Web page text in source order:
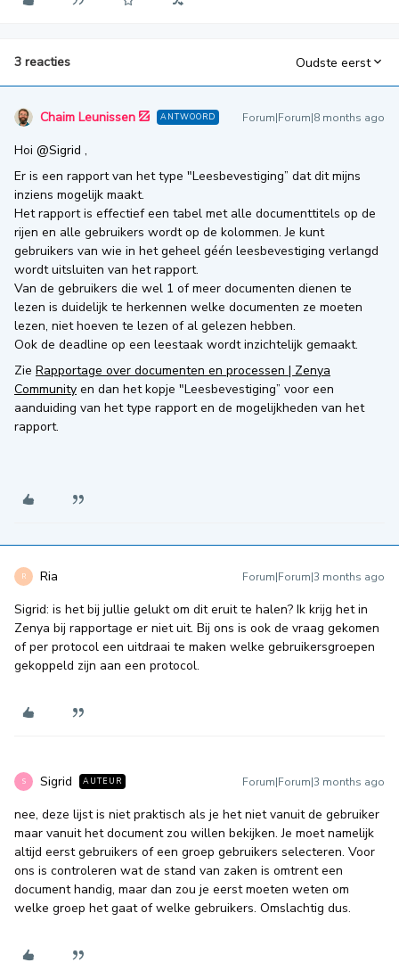
3 reacties Oudste eerst
Chaim Leunissen ANTWOORD Forum|Forum|8 months ago
Hoi ​ @Sigrid ,
Er is een rapport van het type "Leesbevestiging” dat dit mijns
inziens mogelijk maakt.
Het rapport is effectief een tabel met alle documenttitels op de
rijen en alle gebruikers wordt op de kolommen. Je kunt
gebruikers van wie in het geheel géén leesbevestiging verlangd
wordt uitsluiten van het rapport.
Van de gebruikers die wel 1 of meer documenten dienen te
lezen is duidelijk te herkennen welke documenten ze moeten
lezen, niet hoeven te lezen of al gelezen hebben.
Ook de deadline op een leestaak wordt inzichtelijk gemaakt.
Zie Rapportage over documenten en processen | Zenya
Community en dan het kopje "Leesbevestiging” voor een
aanduiding van het type rapport en de mogelijkheden van het
rapport.
R Ria Forum|Forum|3 months ago
Sigrid: is het bij jullie gelukt om dit eruit te halen? Ik krijg het in
Zenya bij rapportage er niet uit. Bij ons is ook de vraag gekomen
of per protocol een uitdraai te maken welke gebruikersgroepen
gekoppeld zijn aan een protocol.
S Sigrid AUTEUR Forum|Forum|3 months ago
nee, deze lijst is niet praktisch als je het niet vanuit de gebruiker
maar vanuit het document zou willen bekijken. Je moet namelijk
altijd eerst gebruikers of een groep gebruikers selecteren. Voor
ons is controleren wat de stand van zaken is omtrent een
document handig, maar dan zou je eerst moeten weten om
welke groep het gaat of welke gebruikers. Omslachtig dus.